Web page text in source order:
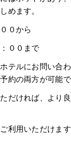
めます。
０から
００まで
テルにお問い合
約の両方が可能で
だければ、より
利用いただけます